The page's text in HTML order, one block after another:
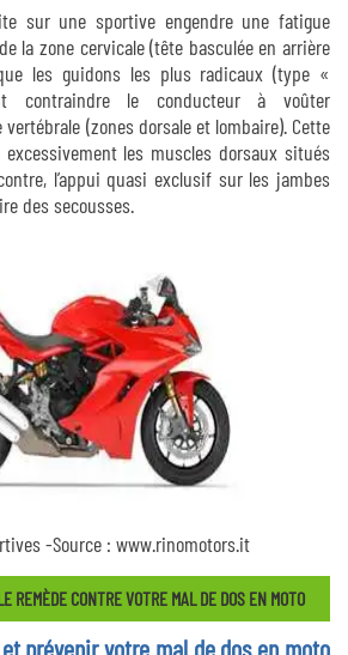
sur une sportive engendre une fatigue
la zone cervicale (tête basculée en arrière
les guidons les plus radicaux (type «
contraindre le conducteur à voûter
vertébrale (zones dorsale et lombaire). Cette
les muscles dorsaux situés
l’appui quasi exclusif sur les jambes
des secousses.
-Source : www.rinomotors.it
REMÈDE CONTRE VOTRE MAL DE DOS EN MOTO
prévenir votre mal de dos en moto